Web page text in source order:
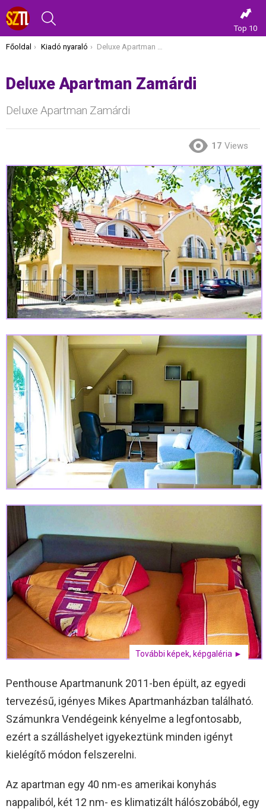
Top 10
Itt vagy most:
Főoldal Kiadó nyaraló Deluxe Apartman Zamárdi
Deluxe Apartman Zamárdi
Deluxe Apartman Zamárdi
17 Views
További képek, képgaléria ►
Penthouse Apartmanunk 2011-ben épült, az egyedi
tervezésű, igényes Mikes Apartmanházban található.
Számunkra Vendégeink kényelme a legfontosabb,
ezért a szálláshelyet igyekeztünk minden igényt
kielégítő módon felszerelni.
Az apartman egy 40 nm-es amerikai konyhás
nappaliból, két 12 nm- es klimatizált hálószobából, egy